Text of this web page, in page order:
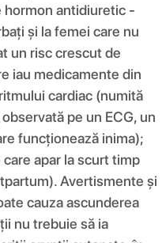
hormon antidiuretic -
și la femei care nu
un risc crescut de
iau medicamente din
cardiac (numită
pe un ECG, un
funcționează inima);
apar la scurt timp
Avertismente și
cauza ascunderea
nu trebuie să ia